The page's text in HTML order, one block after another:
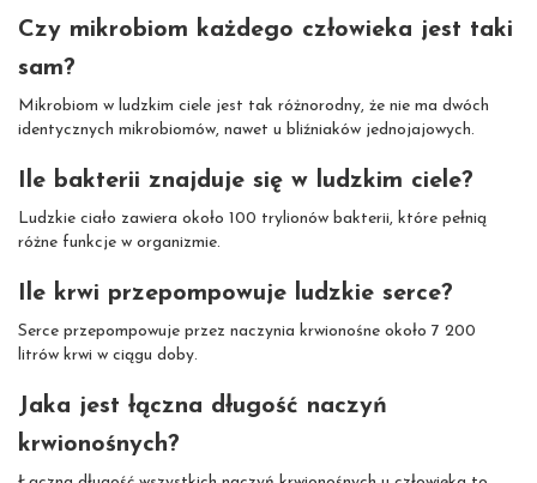
Czy mikrobiom każdego człowieka jest taki
sam?
Mikrobiom w ludzkim ciele jest tak różnorodny, że nie ma dwóch
identycznych mikrobiomów, nawet u bliźniaków jednojajowych.
Ile bakterii znajduje się w ludzkim ciele?
Ludzkie ciało zawiera około 100 trylionów bakterii, które pełnią
różne funkcje w organizmie.
Ile krwi przepompowuje ludzkie serce?
Serce przepompowuje przez naczynia krwionośne około 7 200
litrów krwi w ciągu doby.
Jaka jest łączna długość naczyń
krwionośnych?